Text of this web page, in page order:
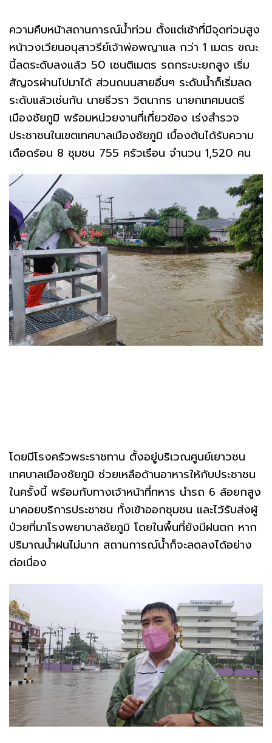
ความคืบหน้าสถานการณ์น้ำท่วม ตั้งแต่เช้าที่มีจุดท่วมสูง
หน้าวงเวียนอนุสาวรีย์เจ้าพ่อพญาแล กว่า 1 เมตร ขณะ
นี้ลดระดับลงแล้ว 50 เซนติเมตร รถกระบะยกสูง เริ่ม
สัญจรผ่านไปมาได้ ส่วนถนนสายอื่นๆ ระดับน้ำก็เริ่มลด
ระดับแล้วเช่นกัน นายธีวรา วิตนากร นายกเทศมนตรี
เมืองชัยภูมิ พร้อมหน่วยงานที่เกี่ยวข้อง เร่งสำรวจ
ประชาชนในเขตเทศบาลเมืองชัยภูมิ เบื้องต้นได้รับความ
เดือดร้อน 8 ชุมชน 755 ครัวเรือน จำนวน 1,520 คน
โดยมีโรงครัวพระราชทาน ตั้งอยู่บริเวณศูนย์เยาวชน
เทศบาลเมืองชัยภูมิ ช่วยเหลือด้านอาหารให้กับประชาชน
ในครั้งนี้ พร้อมกับทางเจ้าหน้าที่ทหาร นำรถ 6 ล้อยกสูง
มาคอยบริการประชาชน ทั้งเข้าออกชุมชน และไว้รับส่งผู้
ป่วยที่มาโรงพยาบาลชัยภูมิ โดยในพื้นที่ยังมีฝนตก หาก
ปริมาณน้ำฝนไม่มาก สถานการณ์น้ำก็จะลดลงได้อย่าง
ต่อเนื่อง